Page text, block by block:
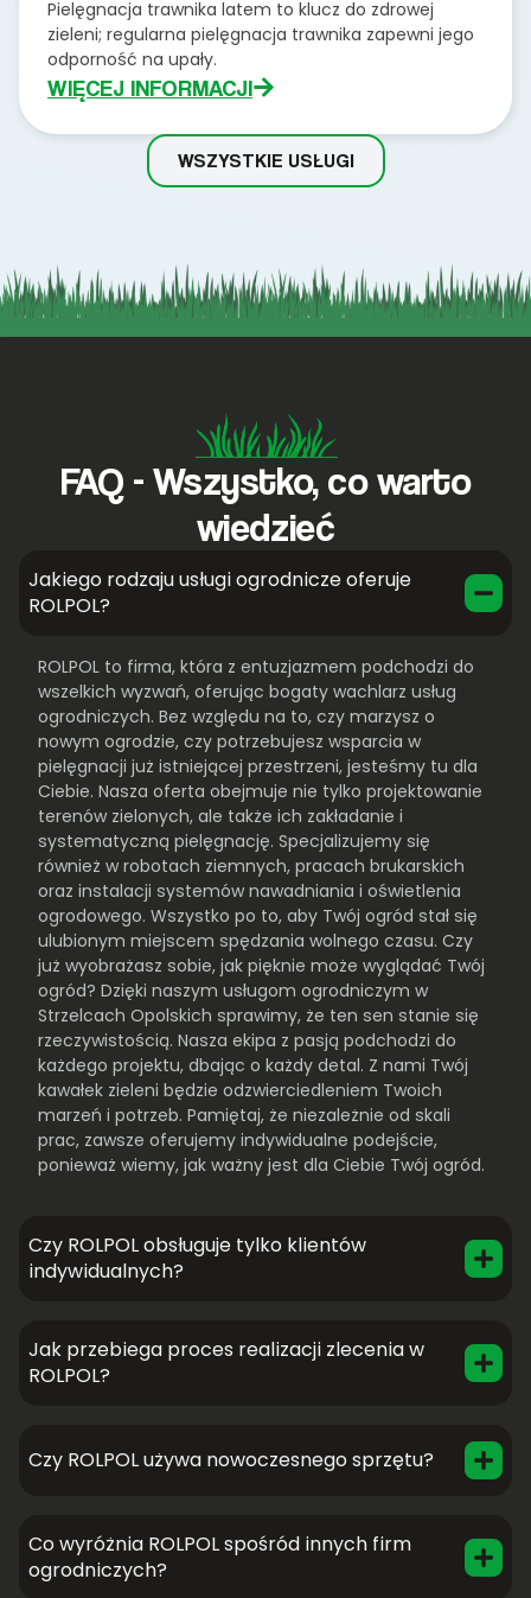
Pielęgnacja trawnika latem to klucz do zdrowej
zieleni; regularna pielęgnacja trawnika zapewni jego
odporność na upały.
WIĘCEJ INFORMACJI
WSZYSTKIE USŁUGI
FAQ - Wszystko, co warto
wiedzieć
Jakiego rodzaju usługi ogrodnicze oferuje
ROLPOL?
ROLPOL to firma, która z entuzjazmem podchodzi do
wszelkich wyzwań, oferując bogaty wachlarz usług
ogrodniczych. Bez względu na to, czy marzysz o
nowym ogrodzie, czy potrzebujesz wsparcia w
pielęgnacji już istniejącej przestrzeni, jesteśmy tu dla
Ciebie. Nasza oferta obejmuje nie tylko projektowanie
terenów zielonych, ale także ich zakładanie i
systematyczną pielęgnację. Specjalizujemy się
również w robotach ziemnych, pracach brukarskich
oraz instalacji systemów nawadniania i oświetlenia
ogrodowego. Wszystko po to, aby Twój ogród stał się
ulubionym miejscem spędzania wolnego czasu. Czy
już wyobrażasz sobie, jak pięknie może wyglądać Twój
ogród? Dzięki naszym usługom ogrodniczym w
Strzelcach Opolskich sprawimy, że ten sen stanie się
rzeczywistością. Nasza ekipa z pasją podchodzi do
każdego projektu, dbając o każdy detal. Z nami Twój
kawałek zieleni będzie odzwierciedleniem Twoich
marzeń i potrzeb. Pamiętaj, że niezależnie od skali
prac, zawsze oferujemy indywidualne podejście,
ponieważ wiemy, jak ważny jest dla Ciebie Twój ogród.
Czy ROLPOL obsługuje tylko klientów
indywidualnych?
Jak przebiega proces realizacji zlecenia w
ROLPOL?
Czy ROLPOL używa nowoczesnego sprzętu?
Co wyróżnia ROLPOL spośród innych firm
ogrodniczych?